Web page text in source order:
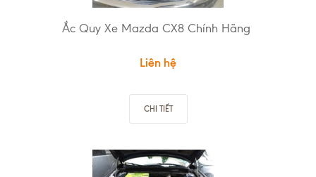
Ắc Quy Xe Mazda CX8 Chính Hãng
Liên hệ
CHI TIẾT